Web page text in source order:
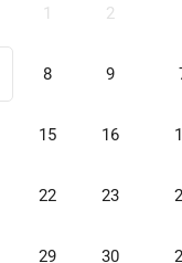
1 2
8 9
15 16
22 23
29 30